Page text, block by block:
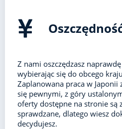
Z nami oszczędzasz
wybierając się do obcego
Zaplanowana praca w Japonii
się pewnymi, z góry
oferty dostępne na stronie są
sprawdzane, dlatego wiesz
decydujesz.